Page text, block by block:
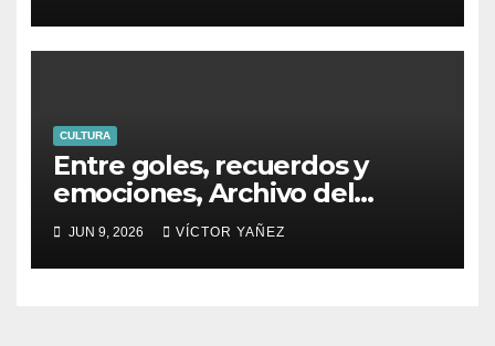
CULTURA
Entre goles, recuerdos y
emociones, Archivo del
PJEdomex inauguró
exposición
JUN 9, 2026 VÍCTOR YAÑEZ